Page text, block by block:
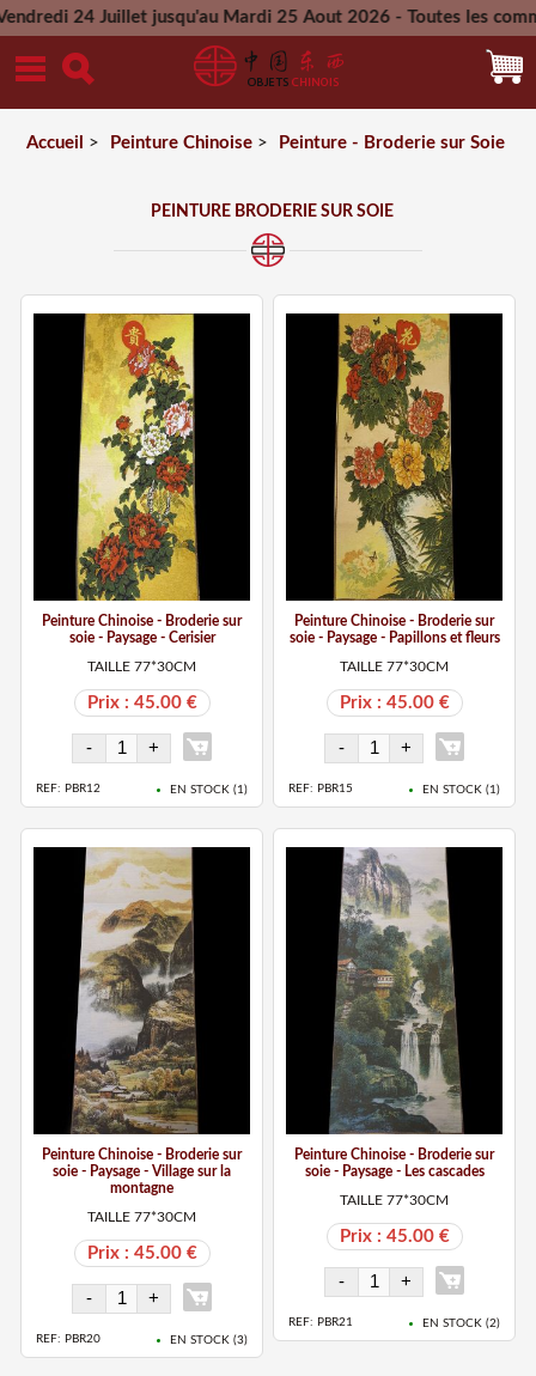
24 Juillet jusqu'au Mardi 25 Aout 2026 - Toutes les
Mercredi 26 Aout 2026
Accueil > Peinture Chinoise> Peinture - Broderie sur Soie
PEINTURE BRODERIE SUR SOIE
Peinture Chinoise - Broderie sur
soie - Paysage - Cerisier
TAILLE 77*30CM
Prix : 45.00 €
REF: PBR12 EN STOCK ( 1 )
Peinture Chinoise - Broderie sur
soie - Paysage - Papillons et fleurs
TAILLE 77*30CM
Prix : 45.00 €
REF: PBR15 EN STOCK ( 1 )
Peinture Chinoise - Broderie sur
soie - Paysage - Village sur la
montagne
TAILLE 77*30CM
Prix : 45.00 €
REF: PBR20 EN STOCK (3)
Peinture Chinoise - Broderie sur
soie - Paysage - Les cascades
TAILLE 77*30CM
Prix : 45.00 €
REF: PBR21 EN STOCK (2)